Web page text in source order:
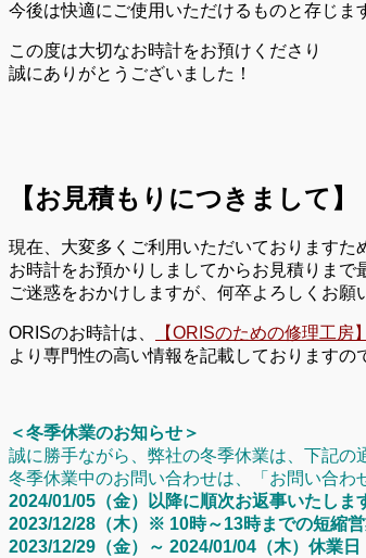
今後は快適にご使用いただけるものと存じま
この度は大切なお時計をお預けくださり
誠にありがとうございました！
【お見積もりにつきまして】
現在、大変多くご利用いただいておりますた
お時計をお預かりしましてからお見積りまで
ご迷惑をおかけしますが、何卒よろしくお願
ORISのお時計は、 【ORISのための修理工房
より専門性の高い情報を記載しておりますの
＜冬季休業のお知らせ＞
誠に勝手ながら、弊社の冬季休業は、下記の
冬季休業中のお問い合わせは、「お問い合わ
2024/01/05（金）以降に順次お返事いたしま
2023/12/28（木）※ 10時～13時までの短縮
2023/12/29（金）～ 2024/01/04（木）休業日